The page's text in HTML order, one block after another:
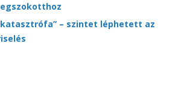
katasztrófa” – szintet léphetett az